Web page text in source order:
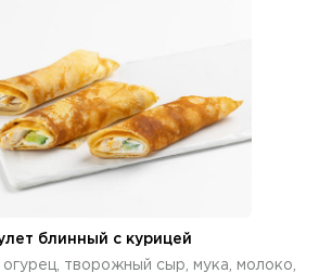
блинный с курицей
творожный сыр, мука, молоко,